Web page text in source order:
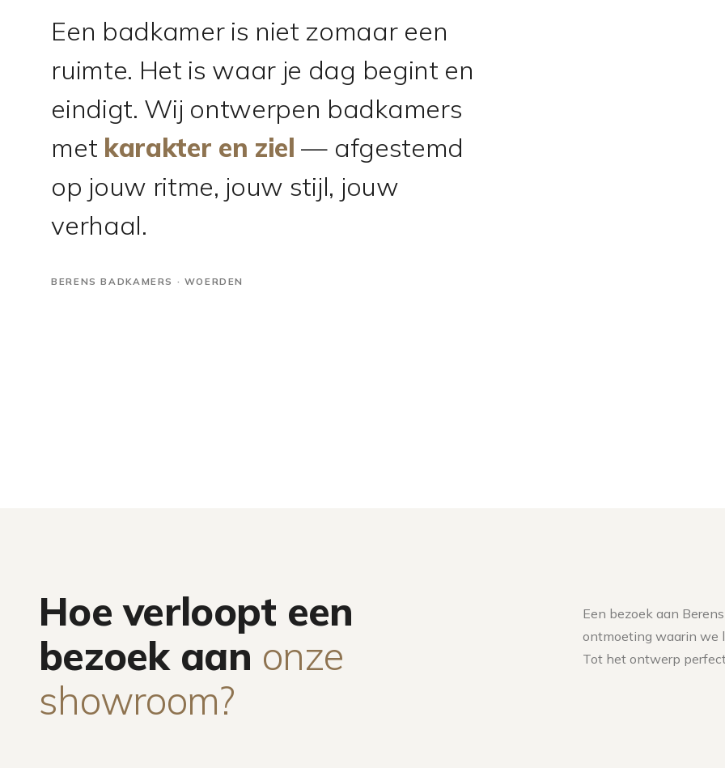
Een badkamer is niet zomaar een
ruimte. Het is waar je dag begint en
eindigt. Wij ontwerpen badkamers
met karakter en ziel — afgestemd
op jouw ritme, jouw stijl, jouw
verhaal.
BERENS BADKAMERS · WOERDEN
Hoe verloopt een
bezoek aan onze
showroom?
Een bezoek aan
ontmoeting waarin we
Tot het ontwerp